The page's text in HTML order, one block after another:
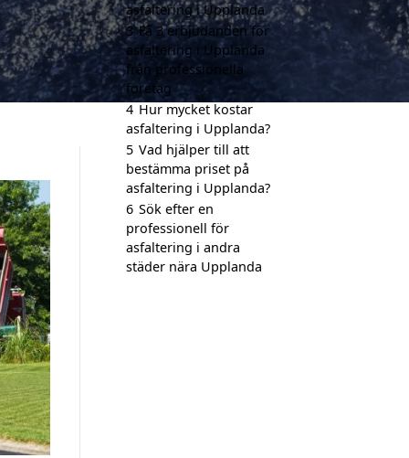
asfaltering i Upplanda
3 Få 3 erbjudanden för
asfaltering i Upplanda
från professionella
företag
4 Hur mycket kostar
asfaltering i Upplanda?
5 Vad hjälper till att
bestämma priset på
asfaltering i Upplanda?
6 Sök efter en
professionell för
asfaltering i andra
städer nära Upplanda